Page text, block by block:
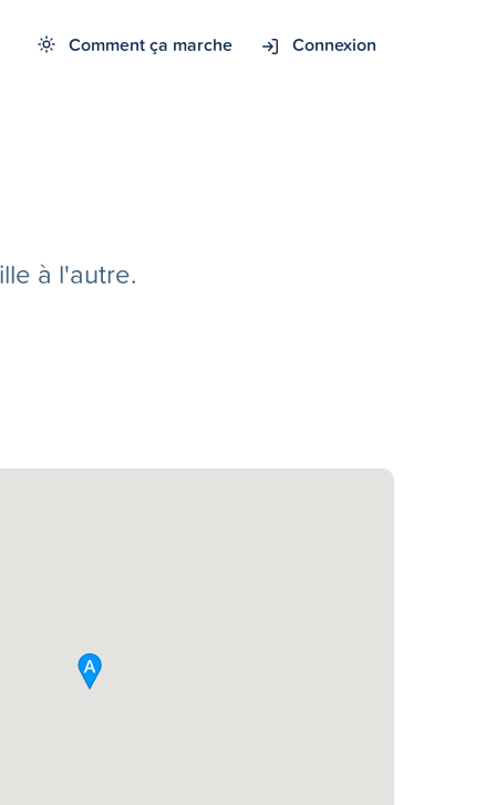
Comment ça marche Connexion
à l'autre.